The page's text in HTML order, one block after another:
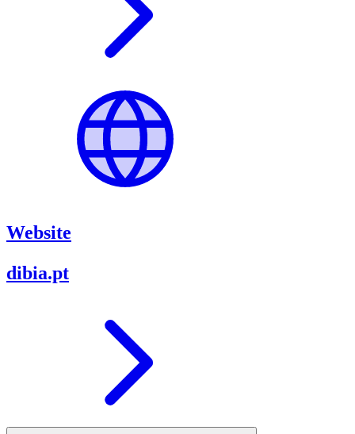
Website
dibia.pt